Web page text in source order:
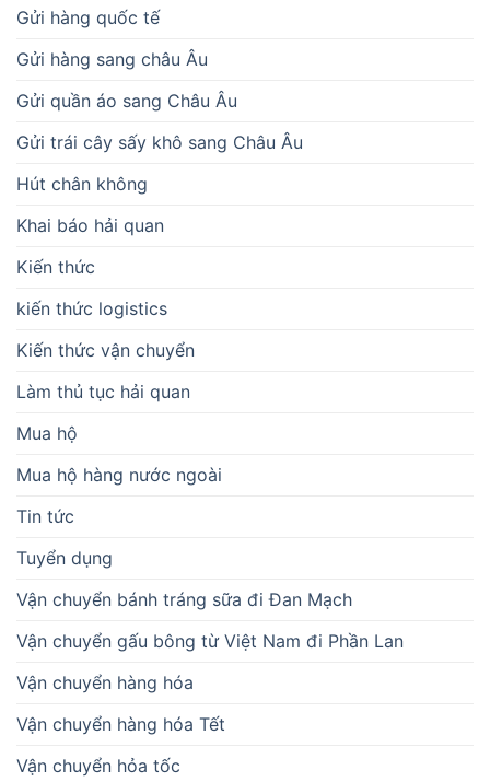
Gửi hàng quốc tế
Gửi hàng sang châu Âu
Gửi quần áo sang Châu Âu
Gửi trái cây sấy khô sang Châu Âu
Hút chân không
Khai báo hải quan
Kiến thức
kiến thức logistics
Kiến thức vận chuyển
Làm thủ tục hải quan
Mua hộ
Mua hộ hàng nước ngoài
Tin tức
Tuyển dụng
Vận chuyển bánh tráng sữa đi Đan Mạch
Vận chuyển gấu bông từ Việt Nam đi Phần Lan
Vận chuyển hàng hóa
Vận chuyển hàng hóa Tết
Vận chuyển hỏa tốc